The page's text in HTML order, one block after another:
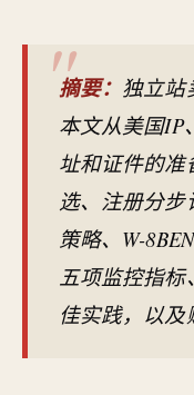
摘要： 独立站
本文从美国IP
址和证件的准
选、注册分
策略、W-
五项监控指
佳实践，以及